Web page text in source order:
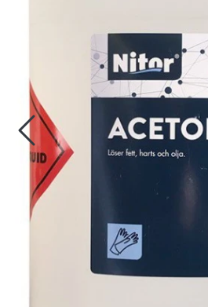
Motor/Styring
Fortøyning
Fritid/Sikkerhet
Båtpleie/Opplag
Nyheter